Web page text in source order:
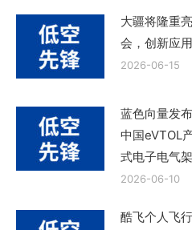
大疆将隆重
会，创新应
2026-06-15
蓝色向量发
中国eVTOL
式电子电气
2026-06-10
酷飞个人飞